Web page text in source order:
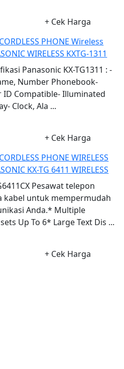
+ Cek Harga
PHONE Wireless
WIRELESS KXTG-1311
Panasonic KX-TG1311 : -
Number Phonebook-
ID Compatible- Illuminated
Clock, Ala ...
+ Cek Harga
PHONE WIRELESS
KX-TG 6411 WIRELESS
Pesawat telepon
kabel untuk mempermudah
Anda.* Multiple
Up To 6* Large Text Dis ...
+ Cek Harga